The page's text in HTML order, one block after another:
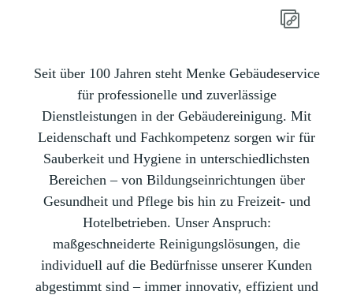
Seit über 100 Jahren steht Menke Gebäudeservice
für professionelle und zuverlässige
Dienstleistungen in der Gebäudereinigung. Mit
Leidenschaft und Fachkompetenz sorgen wir für
Sauberkeit und Hygiene in unterschiedlichsten
Bereichen – von Bildungseinrichtungen über
Gesundheit und Pflege bis hin zu Freizeit- und
Hotelbetrieben. Unser Anspruch:
maßgeschneiderte Reinigungslösungen, die
individuell auf die Bedürfnisse unserer Kunden
abgestimmt sind – immer innovativ, effizient und